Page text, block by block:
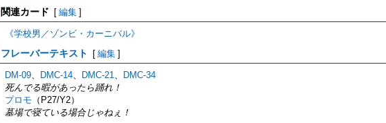
関連カード [編集]
《学校男／ゾンビ・カーニバル》
フレーバーテキスト [編集]
DM-09、 DMC-14、 DMC-21
DMC-34
死んでる暇があったら踊れ！
プロモ （P27/Y2）
墓場で寝ている場合じゃねぇ！